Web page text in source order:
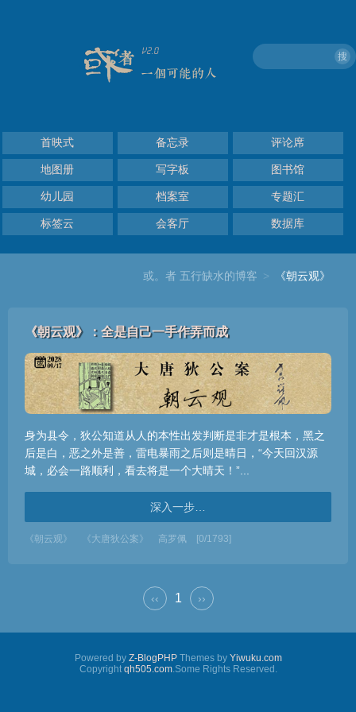
搜
首映式 备忘录 评论席
地图册 写字板 图书馆
幼儿园 档案室 专题汇
标签云 会客厅 数据库
或。者 五行缺水的博客 > 《朝云观》
《朝云观》：全是自己一手作弄而成
身为县令，狄公知道从人的本性出发判断是非才是根本，黑之
后是白，恶之外是善，雷电暴雨之后则是晴日，“今天回汉源
城，必会一路顺利，看去将是一个大晴天！”...
深入一步…
《朝云观》 《大唐狄公案》 高罗佩 [0/1793]
‹‹ 1 ››
Powered by Z-BlogPHPThemes by Yiwuku.com
Copyrightqh505.com.Some Rights Reserved.